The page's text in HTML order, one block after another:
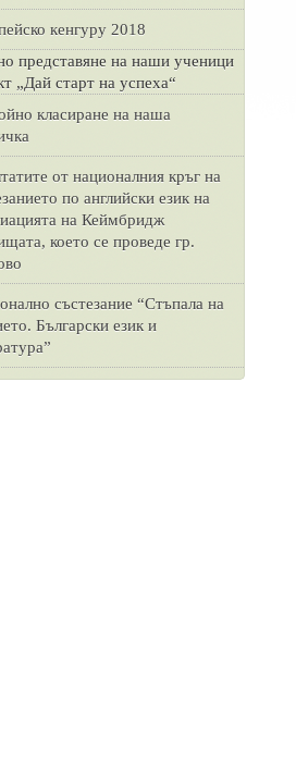
кенгуру 2018
представяне на наши ученици
„Дай старт на успеха“
класиране на наша
от националния кръг на
по английски език на
на Кеймбридж
което се проведе гр.
състезание “Стъпала на
Български език и